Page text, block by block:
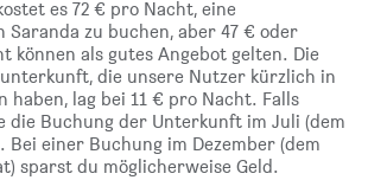
es 72 € pro Nacht, eine
Saranda zu buchen, aber 47 € oder
können als gutes Angebot gelten. Die
die unsere Nutzer kürzlich in
haben, lag bei 11 € pro Nacht. Falls
die Buchung der Unterkunft im Juli (dem
einer Buchung im Dezember (dem
sparst du möglicherweise Geld.